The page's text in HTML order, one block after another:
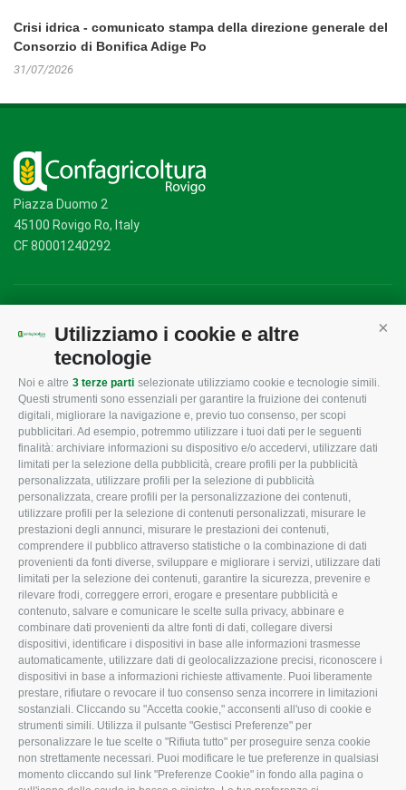
Utilizziamo i cookie e altre
tecnologie
Noi e altre 3 terze parti selezionate utilizziamo cookie e tecnologie simili.
Questi strumenti sono essenziali per garantire la fruizione dei contenuti
digitali, migliorare la navigazione e, previo tuo consenso, per scopi
pubblicitari. Ad esempio, potremmo utilizzare i tuoi dati per le seguenti
finalità: archiviare informazioni su dispositivo e/o accedervi, utilizzare dati
limitati per la selezione della pubblicità, creare profili per la pubblicità
personalizzata, utilizzare profili per la selezione di pubblicità
personalizzata, creare profili per la personalizzazione dei contenuti,
utilizzare profili per la selezione di contenuti personalizzati, misurare le
prestazioni degli annunci, misurare le prestazioni dei contenuti,
comprendere il pubblico attraverso statistiche o la combinazione di dati
provenienti da fonti diverse, sviluppare e migliorare i servizi, utilizzare dati
limitati per la selezione dei contenuti, garantire la sicurezza, prevenire e
rilevare frodi, correggere errori, erogare e presentare pubblicità e
contenuto, salvare e comunicare le scelte sulla privacy, abbinare e
combinare dati provenienti da altre fonti di dati, collegare diversi
dispositivi, identificare i dispositivi in base alle informazioni trasmesse
automaticamente, utilizzare dati di geolocalizzazione precisi, riconoscere i
dispositivi in base a informazioni richieste attivamente. Puoi liberamente
prestare, rifiutare o revocare il tuo consenso senza incorrere in limitazioni
sostanziali. Cliccando su "Accetta cookie," acconsenti all'uso di cookie e
strumenti simili. Utilizza il pulsante "Gestisci Preferenze" per
personalizzare le tue scelte o "Rifiuta tutto" per proseguire senza cookie
non strettamente necessari. Puoi modificare le tue preferenze in qualsiasi
momento cliccando sul link "Preferenze Cookie" in fondo alla pagina o
Crisi idrica - comunicato stampa della direzione generale del
Consorzio di Bonifica Adige Po
31/07/2026
Piazza Duomo 2
45100 Rovigo Ro, Italy
CF 80001240292
CONFAGRICOLTURA
ROVIGO
L'Associazione
Missione e Progetto
Organigramma aziendale
I Nostri Servizi
Uffici della Sede
provinciale
Le Sedi di Zona
Agricoltori S.r.l.
Whistleblowing
Confagricoltura Rovigo e
Agricoltori srl
CONFAGRICOLTURA
INFORMA
Tecnico
Fiscale
Lavoro
Ambiente
Associazione
CONFAGRICOLTURA
ATTIVA
Notizie in evidenza
Eventi
Comunicati Stampa
Video
Iscrizione Newsletter
Newsletter